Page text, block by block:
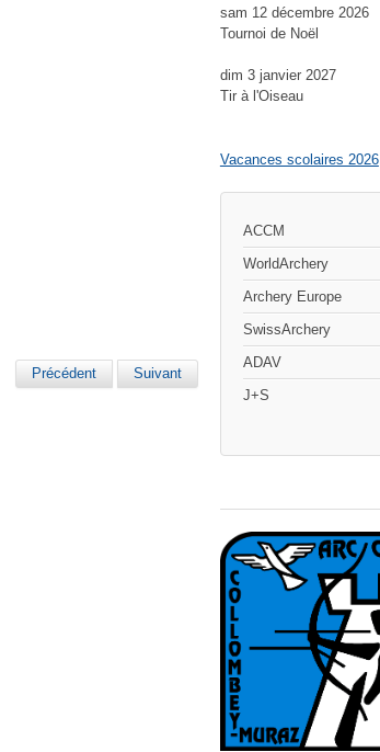
Précédent Suivant
sam 12 décembre 2026
Tournoi de Noël
dim 3 janvier 2027
Tir à l'Oiseau
Vacances scolaires 2026
ACCM
WorldArchery
Archery Europe
SwissArchery
ADAV
J+S